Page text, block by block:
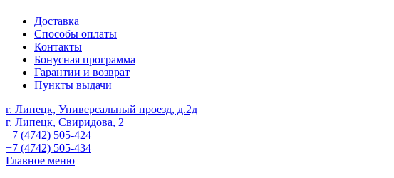
Доставка
Способы оплаты
Контакты
Бонусная программа
Гарантии и возврат
Пункты выдачи
г. Липецк, Универсальный проезд, д.2д
г. Липецк, Свиридова, 2
+7 (4742) 505-424
+7 (4742) 505-434
Главное меню